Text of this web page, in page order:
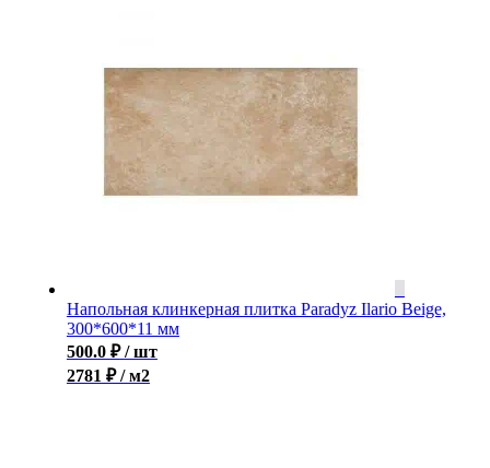
Напольная клинкерная плитка Paradyz Ilario Beige,
300*600*11 мм
500.0 ₽ / шт
2781 ₽ / м2